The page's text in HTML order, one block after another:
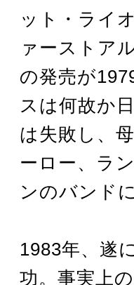
ット・ライ
ァーストア
の発売が
スは何故か
は失敗し、
ーロー、ラ
ンのバンド
1983年、遂
功。事実上